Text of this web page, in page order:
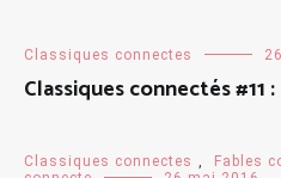
Classiques connectes
Classiques connectés #11
Classiques connectes Fables